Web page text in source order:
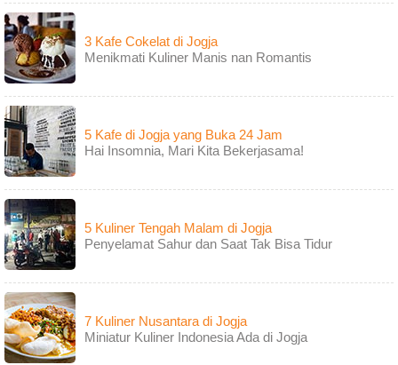
3 Kafe Cokelat di Jogja
Menikmati Kuliner Manis nan Romantis
5 Kafe di Jogja yang Buka 24 Jam
Hai Insomnia, Mari Kita Bekerjasama!
5 Kuliner Tengah Malam di Jogja
Penyelamat Sahur dan Saat Tak Bisa Tidur
7 Kuliner Nusantara di Jogja
Miniatur Kuliner Indonesia Ada di Jogja